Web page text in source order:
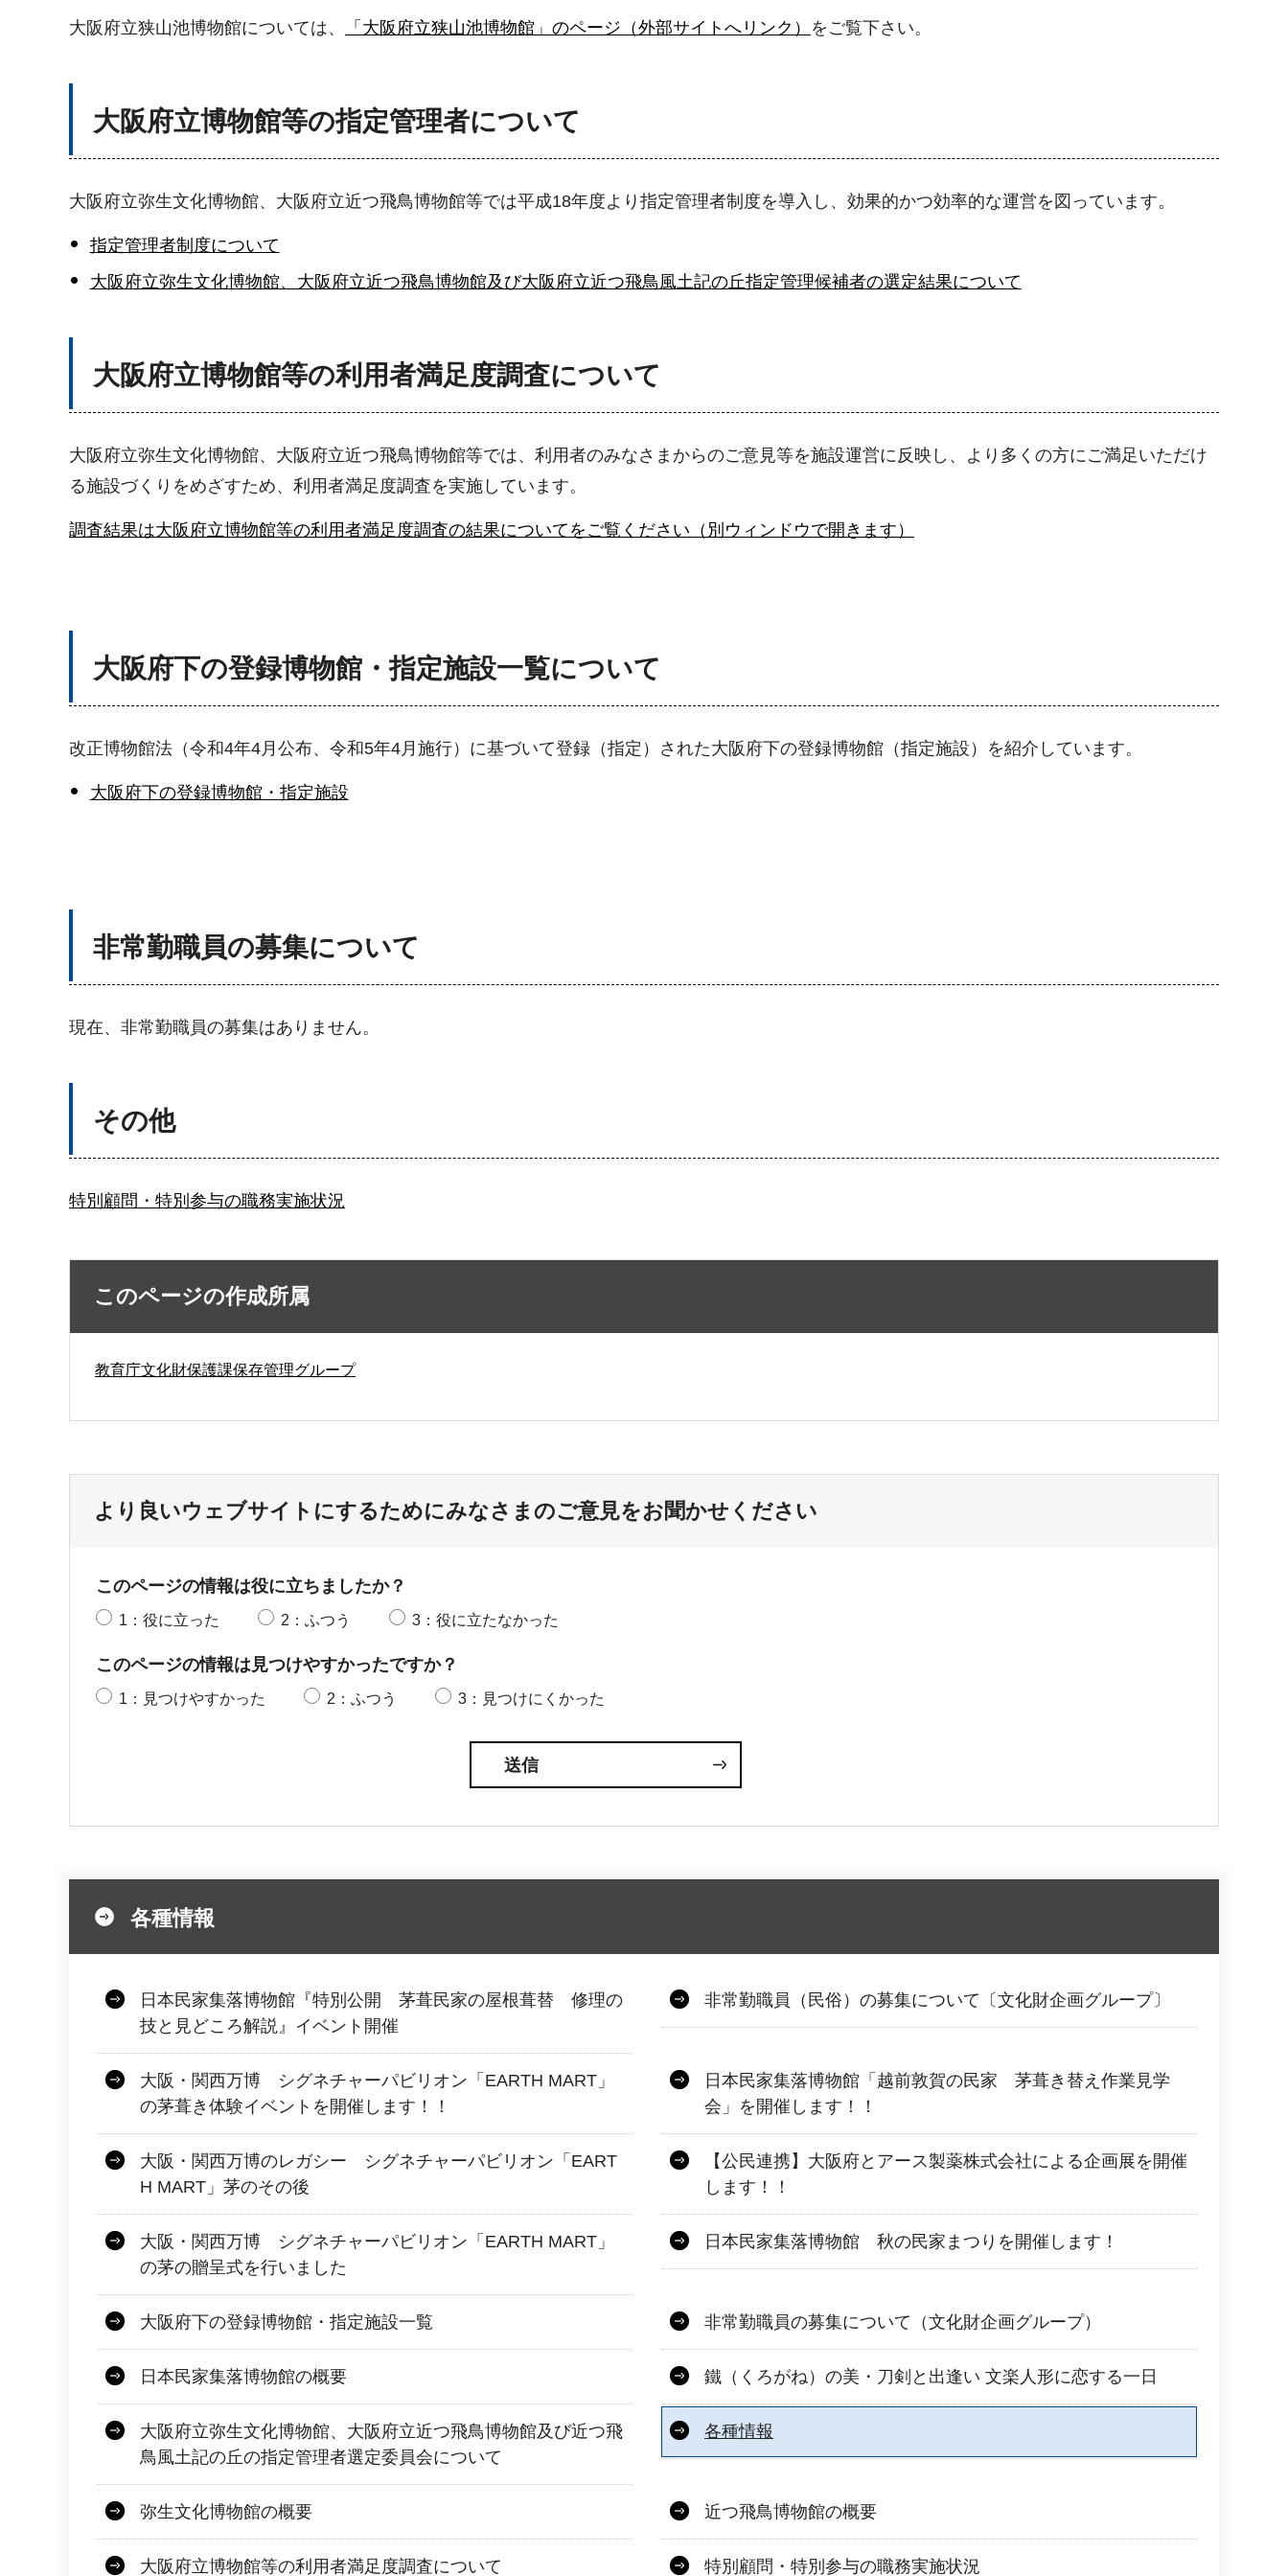
大阪府立狭山池博物館については、 「大阪府立狭山池博物館」のページ（外部サイトへリンク） をご覧下さい。
大阪府立博物館等の指定管理者について
大阪府立弥生文化博物館、大阪府立近つ飛鳥博物館等では平成18年度より指定管理者制度を導入し、効果的かつ効率的な運営を図っています。
指定管理者制度について
大阪府立弥生文化博物館、大阪府立近つ飛鳥博物館及び大阪府立近つ飛鳥風土記の丘指定管理候補者の選定結果について
大阪府立博物館等の利用者満足度調査について
大阪府立弥生文化博物館、大阪府立近つ飛鳥博物館等では、利用者のみなさまからのご意見等を施設運営に反映し、より多くの方にご満足いただけ
る施設づくりをめざすため、利用者満足度調査を実施しています。
調査結果は大阪府立博物館等の利用者満足度調査の結果についてをご覧ください（別ウィンドウで開きます）
大阪府下の登録博物館・指定施設一覧について
改正博物館法（令和4年4月公布、令和5年4月施行）に基づいて登録（指定）された大阪府下の登録博物館（指定施設）を紹介しています。
大阪府下の登録博物館・指定施設
非常勤職員の募集について
現在、非常勤職員の募集はありません。
その他
特別顧問・特別参与の職務実施状況
このページの作成所属
教育庁文化財保護課保存管理グループ
より良いウェブサイトにするためにみなさまのご意見をお聞かせください
このページの情報は役に立ちましたか？
1：役に立った 2：ふつう 3：役に立たなかった
このページの情報は見つけやすかったですか？
1：見つけやすかった 2：ふつう 3：見つけにくかった
各種情報
日本民家集落博物館『特別公開 茅葺民家の屋根葺替 修理の
技と見どころ解説』イベント開催
非常勤職員（民俗）の募集について〔文化財企画グループ〕
大阪・関西万博 シグネチャーパビリオン「EARTH MART」
の茅葺き体験イベントを開催します！！
日本民家集落博物館「越前敦賀の民家 茅葺き替え作業見学
会」を開催します！！
大阪・関西万博のレガシー シグネチャーパビリオン「EART
H MART」茅のその後
【公民連携】大阪府とアース製薬株式会社による企画展を開催
します！！
大阪・関西万博 シグネチャーパビリオン「EARTH MART」
の茅の贈呈式を行いました
日本民家集落博物館 秋の民家まつりを開催します！
大阪府下の登録博物館・指定施設一覧 非常勤職員の募集について（文化財企画グループ）
日本民家集落博物館の概要 鐵（くろがね）の美・刀剣と出逢い 文楽人形に恋する一日
大阪府立弥生文化博物館、大阪府立近つ飛鳥博物館及び近つ飛
鳥風土記の丘の指定管理者選定委員会について
各種情報
弥生文化博物館の概要 近つ飛鳥博物館の概要
大阪府立博物館等の利用者満足度調査について 特別顧問・特別参与の職務実施状況